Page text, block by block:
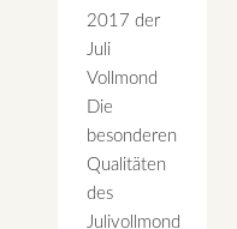
2017 der
Juli
Vollmond
Die
besonderen
Qualitäten
des
Julivollmond